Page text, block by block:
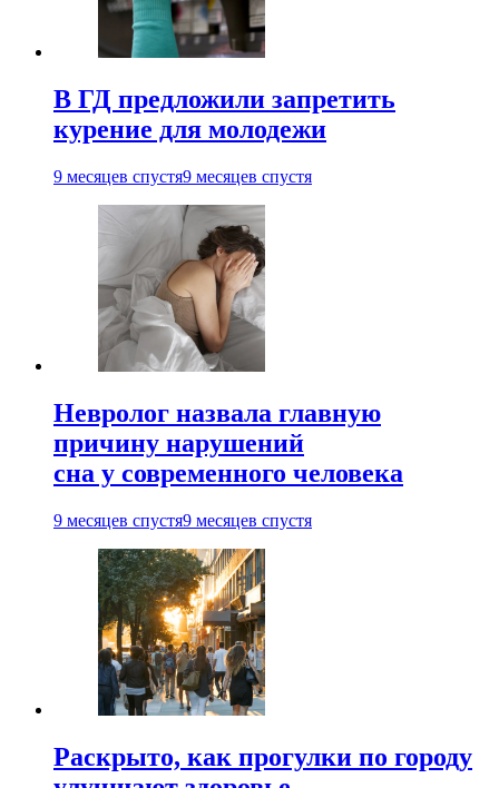
В ГД предложили запретить
курение для молодежи
9 месяцев спустя9 месяцев спустя
Невролог назвала главную
причину нарушений
сна у современного человека
9 месяцев спустя9 месяцев спустя
Раскрыто, как прогулки по городу